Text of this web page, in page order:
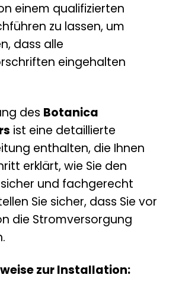
einem qualifizierten
zu lassen, um
dass alle
eingehalten
des Botanica
ist eine detaillierte
enthalten, die Ihnen
erklärt, wie Sie den
und fachgerecht
Sie sicher, dass Sie vor
die Stromversorgung
zur Installation: